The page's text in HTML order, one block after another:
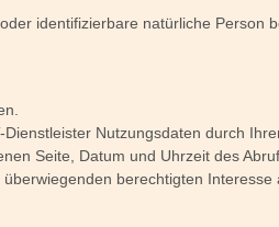
identifizierbare natürliche Person
Nutzungsdaten durch
Seite, Datum und Uhrzeit des
berechtigten